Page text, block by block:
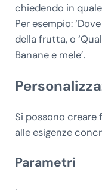
chiedendo in
Per esempio:
della frutta, o
Banane e mele’.
Si possono creare
alle esigenze
Parametri